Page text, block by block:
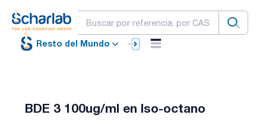
Resto del Mundo
BDE 3 100ug/ml en Iso-octano